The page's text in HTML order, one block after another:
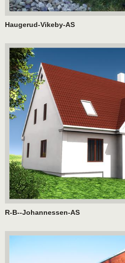
Haugerud-Vikeby-AS
R-B--Johannessen-AS